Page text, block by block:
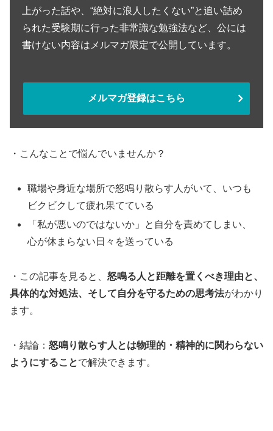
上がった話や、“絶対に浪人したくない”と追い詰め
られた受験期に行った非常識な勉強法など、公には
書けない内容はメルマガ限定で公開しています。
メルマガ登録はこちら
・こんなことで悩んでいませんか？
職場や身近な場所で怒鳴り散らす人がいて、いつも
ビクビクして疲れ果てている
「私が悪いのではないか」と自分を責めてしまい、
心が休まらない日々を送っている
・この記事を見ると、 怒鳴る人と距離を置くべき理由と、
具体的な対処法、そして自分を守るための思考法がわかり
ます。
・結論： 怒鳴り散らす人とは物理的・精神的に関わらない
ようにすることで解決できます。